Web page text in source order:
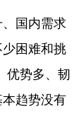
国内需求
困难和挑
优势多、韧
趋势没有